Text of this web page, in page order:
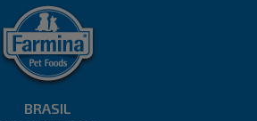
BRASIL